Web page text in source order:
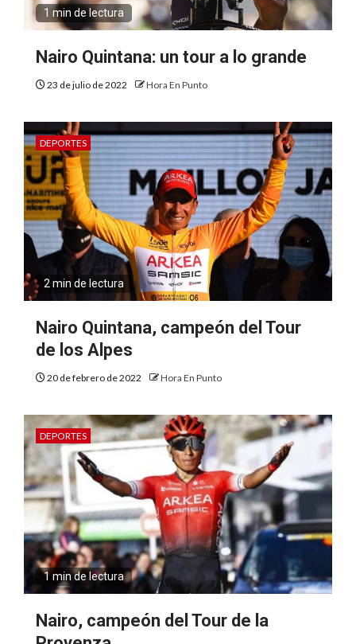
1 min de lectura
Nairo Quintana: un tour a lo grande
23 de julio de 2022 Hora En Punto
DEPORTES
2 min de lectura
Nairo Quintana, campeón del Tour
de los Alpes
20 de febrero de 2022 Hora En Punto
DEPORTES
1 min de lectura
Nairo, campeón del Tour de la